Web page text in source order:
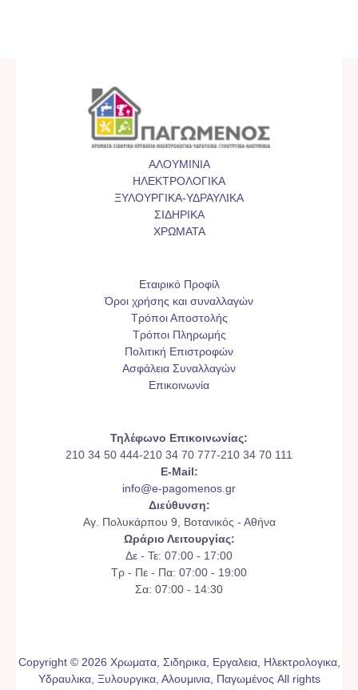
ΑΛΟΥΜΙΝΙΑ
ΗΛΕΚΤΡΟΛΟΓΙΚΑ
ΞΥΛΟΥΡΓΙΚΑ-ΥΔΡΑΥΛΙΚΑ
ΣΙΔΗΡΙΚΑ
ΧΡΩΜΑΤΑ
Εταιρικό Προφίλ
Όροι χρήσης και συναλλαγών
Τρόποι Αποστολής
Τρόποι Πληρωμής
Πολιτική Επιστροφών
Ασφάλεια Συναλλαγών
Επικοινωνία
Τηλέφωνο Επικοινωνίας:
210 34 50 444-210 34 70 777-210 34 70 111
E-Mail:
info@e-pagomenos.gr
Διεύθυνση:
Αγ. Πολυκάρπου 9, Βοτανικός - Αθήνα
Ωράριο Λειτουργίας:
Δε - Τε: 07:00 - 17:00
Τρ - Πε - Πα: 07:00 - 19:00
Σα: 07:00 - 14:30
Copyright © 2026 Χρωματα, Σιδηρικα, Εργαλεια, Ηλεκτρολογικα,
Υδραυλικα, Ξυλουργικα, Αλουμινια, Παγωμένος All rights